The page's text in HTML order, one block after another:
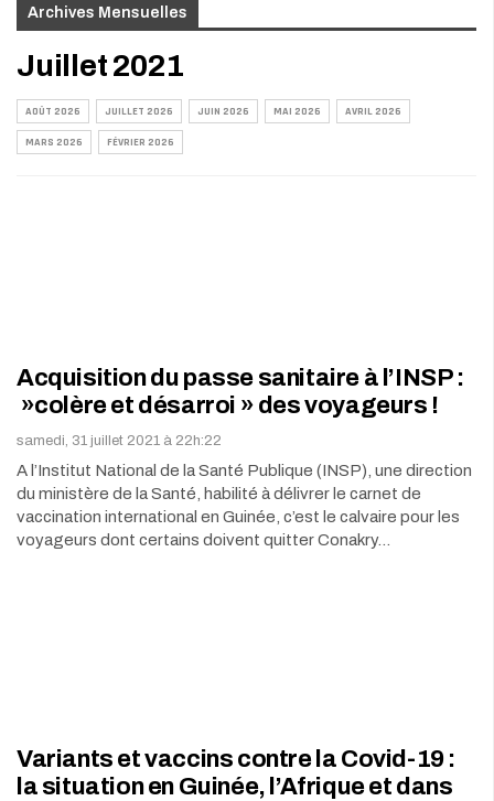
Archives Mensuelles
Juillet 2021
AOÛT 2026 JUILLET 2026 JUIN 2026 MAI 2026 AVRIL 2026
MARS 2026 FÉVRIER 2026
Acquisition du passe sanitaire à l’INSP :
»colère et désarroi » des voyageurs !
samedi, 31 juillet 2021 à 22h:22
A l’Institut National de la Santé Publique (INSP), une direction
du ministère de la Santé, habilité à délivrer le carnet de
vaccination international en Guinée, c’est le calvaire pour les
voyageurs dont certains doivent quitter Conakry…
Variants et vaccins contre la Covid-19 :
la situation en Guinée, l’Afrique et dans